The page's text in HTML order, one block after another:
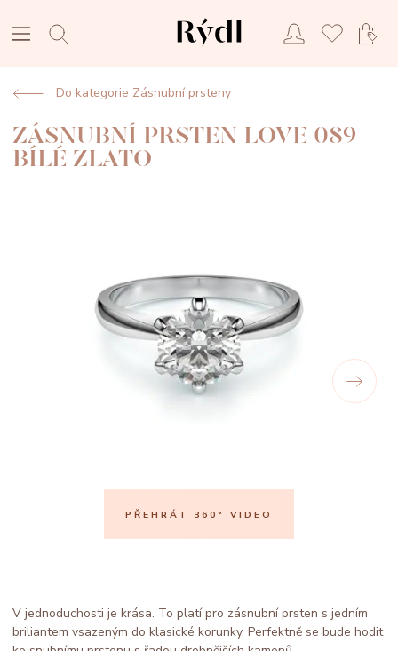
Do kategorie Zásnubní prsteny
ZÁSNUBNÍ PRSTEN LOVE 089
BÍLÉ ZLATO
PŘEHRÁT 360° VIDEO
V jednoduchosti je krása. To platí pro zásnubní prsten s jedním
briliantem vsazeným do klasické korunky. Perfektně se bude hodit